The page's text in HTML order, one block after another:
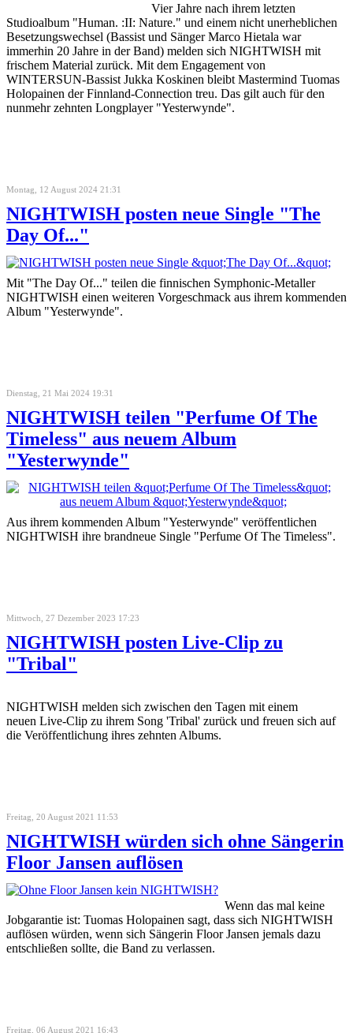
Vier Jahre nach ihrem letzten
Studioalbum "Human. :II: Nature." und einem nicht unerheblichen
Besetzungswechsel (Bassist und Sänger Marco Hietala war
immerhin 20 Jahre in der Band) melden sich NIGHTWISH mit
frischem Material zurück. Mit dem Engagement von
WINTERSUN-Bassist Jukka Koskinen bleibt Mastermind Tuomas
Holopainen der Finnland-Connection treu. Das gilt auch für den
nunmehr zehnten Longplayer "Yesterwynde".
Montag, 12 August 2024 21:31
NIGHTWISH posten neue Single "The
Day Of..."
Mit "The Day Of..." teilen die finnischen Symphonic-Metaller
NIGHTWISH einen weiteren Vorgeschmack aus ihrem kommenden
Album "Yesterwynde".
Dienstag, 21 Mai 2024 19:31
NIGHTWISH teilen "Perfume Of The
Timeless" aus neuem Album
"Yesterwynde"
Aus ihrem kommenden Album "Yesterwynde" veröffentlichen
NIGHTWISH ihre brandneue Single "Perfume Of The Timeless".
Mittwoch, 27 Dezember 2023 17:23
NIGHTWISH posten Live-Clip zu
"Tribal"
NIGHTWISH melden sich zwischen den Tagen mit einem
neuen Live-Clip zu ihrem Song 'Tribal' zurück und freuen sich auf
die Veröffentlichung ihres zehnten Albums.
Freitag, 20 August 2021 11:53
NIGHTWISH würden sich ohne Sängerin
Floor Jansen auflösen
Wenn das mal keine
Jobgarantie ist: Tuomas Holopainen sagt, dass sich NIGHTWISH
auflösen würden, wenn sich Sängerin Floor Jansen jemals dazu
entschließen sollte, die Band zu verlassen.
Freitag, 06 August 2021 16:43